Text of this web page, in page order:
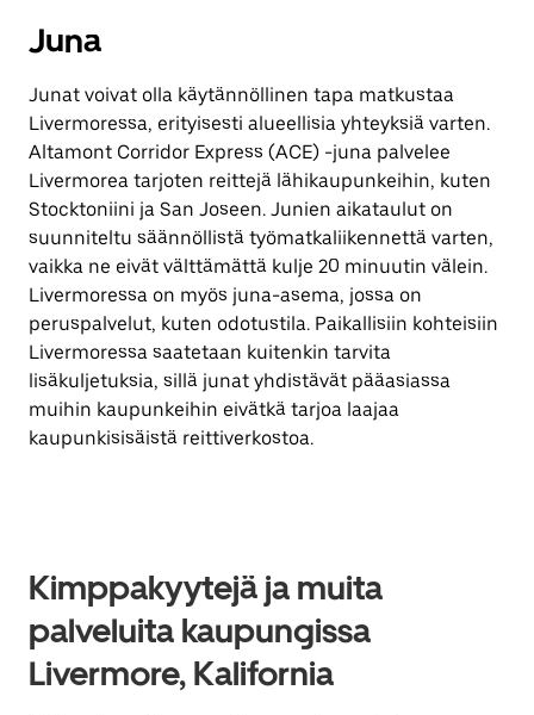
Juna
Junat voivat olla käytännöllinen tapa matkustaa
Livermoressa, erityisesti alueellisia yhteyksiä varten.
Altamont Corridor Express (ACE) -juna palvelee
Livermorea tarjoten reittejä lähikaupunkeihin, kuten
Stocktoniini ja San Joseen. Junien aikataulut on
suunniteltu säännöllistä työmatkaliikennettä varten,
vaikka ne eivät välttämättä kulje 20 minuutin välein.
Livermoressa on myös juna-asema, jossa on
peruspalvelut, kuten odotustila. Paikallisiin kohteisiin
Livermoressa saatetaan kuitenkin tarvita
lisäkuljetuksia, sillä junat yhdistävät pääasiassa
muihin kaupunkeihin eivätkä tarjoa laajaa
kaupunkisisäistä reittiverkostoa.
Kimppakyytejä ja muita
palveluita kaupungissa
Livermore, Kalifornia